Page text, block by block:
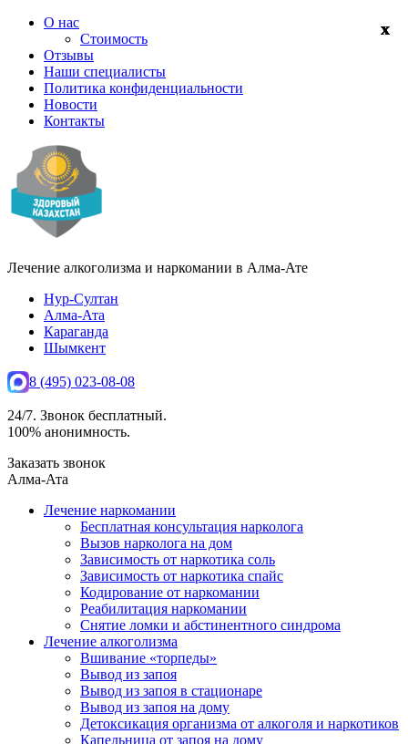
О нас
Стоимость
Отзывы
Наши специалисты
Политика конфиденциальности
Новости
Контакты
Лечение алкоголизма и наркомании в Алма-Ате
Нур-Султан
Алма-Ата
Караганда
Шымкент
8 (495) 023-08-08
24/7. Звонок бесплатный.
100% анонимность.
Заказать звонок
Алма-Ата
Лечение наркомании
Бесплатная консультация нарколога
Вызов нарколога на дом
Зависимость от наркотика соль
Зависимость от наркотика спайс
Кодирование от наркомании
Реабилитация наркомании
Снятие ломки и абстинентного синдрома
Лечение алкоголизма
Вшивание «торпеды»
Вывод из запоя
Вывод из запоя в стационаре
Вывод из запоя на дому
Детоксикация организма от алкоголя и наркотиков
Капельница от запоя на дому